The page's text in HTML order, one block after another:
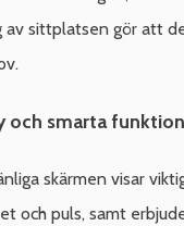
av sittplatsen gör att
och smarta
skärmen visar
och puls, samt